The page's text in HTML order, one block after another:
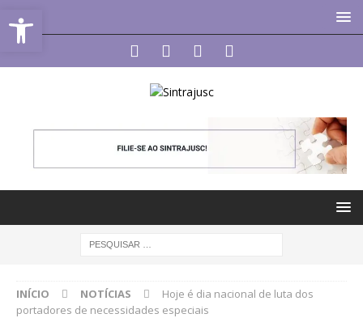
Abrir a barra de ferramentas
INÍCIO NOTÍCIAS
Hoje é dia nacional de luta dos
portadores de necessidades especiais